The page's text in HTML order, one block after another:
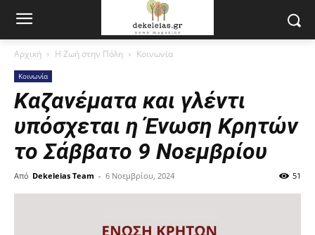
Αρχική Η Ζωή στην Πόλη Κοινωνία
Κοινωνία
Καζανέματα και γλέντι
υπόσχεται η Ένωση Κρητών
το Σάββατο 9 Νοεμβρίου
Από Dekeleias Team - 6 Νοεμβρίου, 2024 51